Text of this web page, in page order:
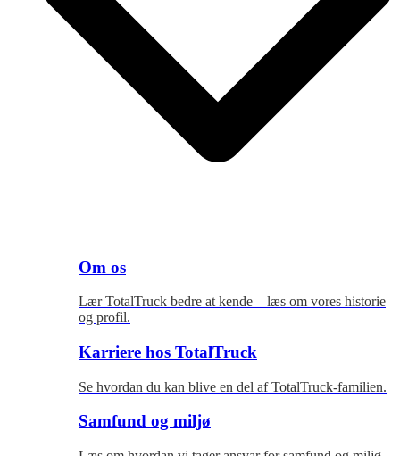
Om os
Lær TotalTruck bedre at kende – læs om vores historie
og profil.
Karriere hos TotalTruck
Se hvordan du kan blive en del af TotalTruck-familien.
Samfund og miljø